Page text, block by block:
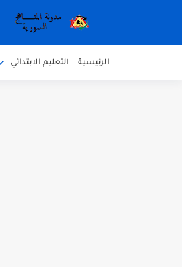
الرئيسية التعليم الابتدائي